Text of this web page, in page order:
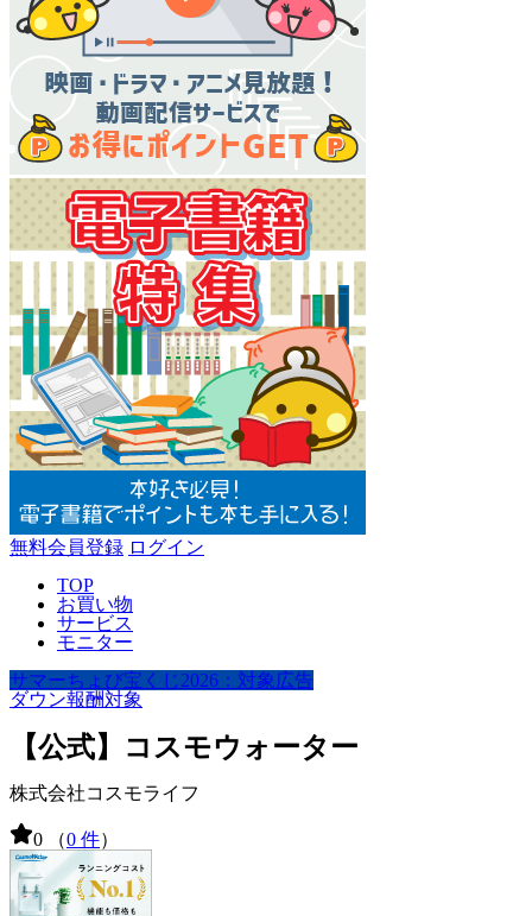
無料会員登録 ログイン
TOP
お買い物
サービス
モニター
サマーちょび宝くじ2026：対象広告
ダウン報酬対象
【公式】コスモウォーター
株式会社コスモライフ
0 （0 件）